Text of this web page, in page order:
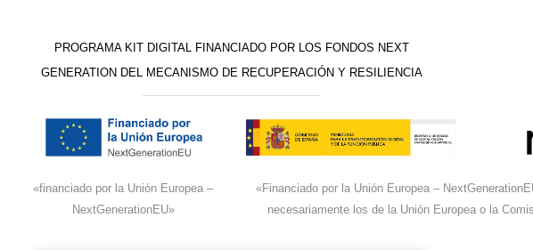
PROGRAMA KIT DIGITAL FINANCIADO POR LOS FONDOS NEXT
GENERATION DEL MECANISMO DE RECUPERACIÓN Y RESILIENCIA
«financiado por la Unión Europea –
NextGenerationEU»
«Financiado por la Unión Europea –
necesariamente los de la Unión Europea o la